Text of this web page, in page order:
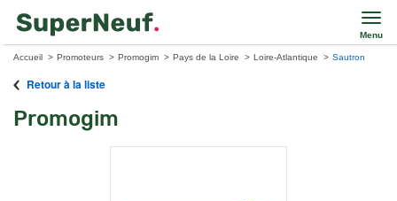
Menu
Accueil Promoteurs Promogim Pays de la Loire Loire-Atlantique Sautron
Retour à la liste
Promogim